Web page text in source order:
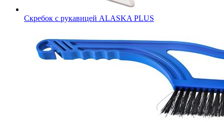
Скребок с рукавицей ALASKA PLUS